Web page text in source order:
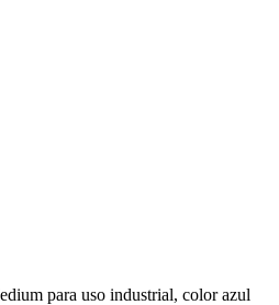
para uso industrial, color azul